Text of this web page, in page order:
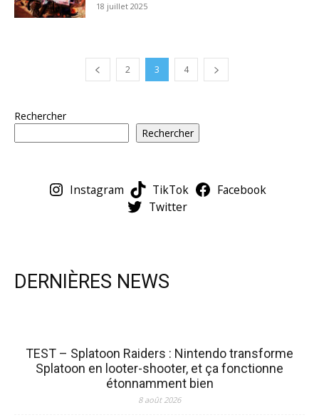
18 juillet 2025
2 3 4
Rechercher
Rechercher
Instagram TikTok
Facebook
Twitter
DERNIÈRES NEWS
TEST – Splatoon Raiders : Nintendo transforme
Splatoon en looter-shooter, et ça fonctionne
étonnamment bien
8 août 2026